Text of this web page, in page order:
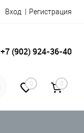
Вход Регистрация
+7 (902) 924-36-40
0 0